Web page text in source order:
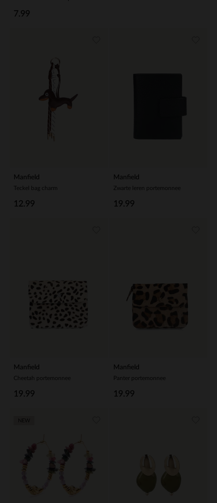
7.99
Manfield
Teckel bag charm
12.99
Manfield
Zwarte leren portemonnee
19.99
Manfield
Cheetah portemonnee
19.99
Manfield
Panter portemonnee
19.99